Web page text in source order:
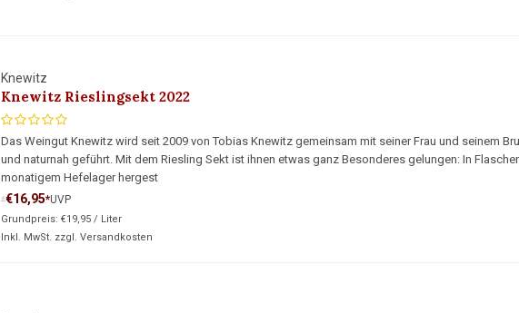
Knewitz
Knewitz Rieslingsekt 2022
Das Weingut Knewitz wird seit 2009 von Tobias Knewitz gemeinsam mit seiner Frau und seinem
und naturnah geführt. Mit dem Riesling Sekt ist ihnen etwas ganz Besonderes gelungen: In
monatigem Hefelager hergest
*€16,95*UVP
Grundpreis: €19,95 / Liter
Inkl. MwSt. zzgl. Versandkosten